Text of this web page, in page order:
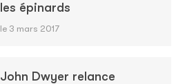
les épinards
le 3 mars 2017
John Dwyer relance